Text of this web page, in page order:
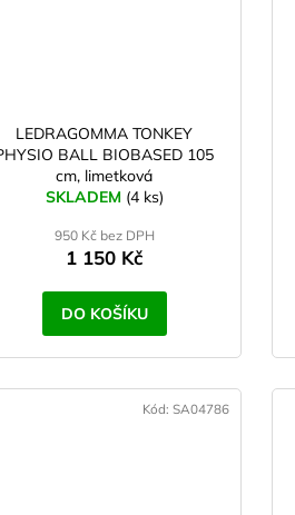
LEDRAGOMMA TONKEY
BALL BIOBASED 105
cm, limetková
SKLADEM (4 ks)
950 Kč bez DPH
1 150 Kč
DO KOŠÍKU
Kód: SA04786